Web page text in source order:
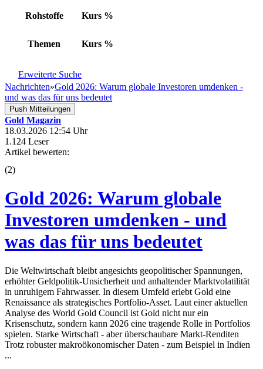
Rohstoffe Kurs %
Themen Kurs %
Erweiterte Suche
Nachrichten»Gold 2026: Warum globale Investoren umdenken -
und was das für uns bedeutet
Push Mitteilungen
Gold Magazin
18.03.2026 12:54 Uhr
1.124 Leser
Artikel bewerten:
(2)
Gold 2026: Warum globale
Investoren umdenken - und
was das für uns bedeutet
Die Weltwirtschaft bleibt angesichts geopolitischer Spannungen,
erhöhter Geldpolitik-Unsicherheit und anhaltender Marktvolatilität
in unruhigem Fahrwasser. In diesem Umfeld erlebt Gold eine
Renaissance als strategisches Portfolio-Asset. Laut einer aktuellen
Analyse des World Gold Council ist Gold nicht nur ein
Krisenschutz, sondern kann 2026 eine tragende Rolle in Portfolios
spielen. Starke Wirtschaft - aber überschaubare Markt-Renditen
Trotz robuster makroökonomischer Daten - zum Beispiel in Indien
...